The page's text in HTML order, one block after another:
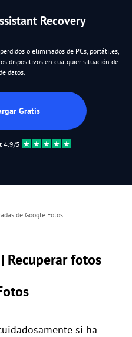
Recovery
o eliminados de PCs, portátiles,
dispositivos en cualquier situación de
datos.
Gratis
4.9/5
de Google Fotos
Recuperar fotos
si ha